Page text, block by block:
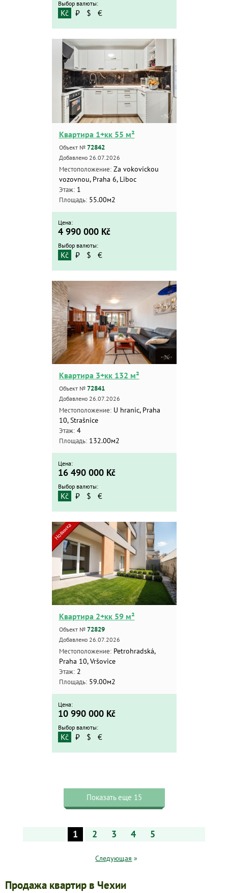
Продажа квартир в Чехии
Выбор валюты:
Kč ₽ $ €
Квартира 1+кк 55 м²
Объект № 72842
Добавлено 26.07.2026
Местоположение:Za vokovickou
vozovnou, Praha 6, Liboc
Этаж:1
Площадь:55.00м2
Цена:
4 990 000 Kč
Выбор валюты:
Kč ₽ $ €
Квартира 3+кк 132 м²
Объект № 72841
Добавлено 26.07.2026
Местоположение:U hranic, Praha
10, Strašnice
Этаж:4
Площадь:132.00м2
Цена:
16 490 000 Kč
Выбор валюты:
Kč ₽ $ €
Новинка
Квартира 2+кк 59 м²
Объект № 72829
Добавлено 26.07.2026
Местоположение:Petrohradská,
Praha 10, Vršovice
Этаж:2
Площадь:59.00м2
Цена:
10 990 000 Kč
Выбор валюты:
Kč ₽ $ €
Показать еще 15
1 2 3 4 5
Следующая »